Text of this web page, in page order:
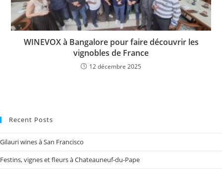
WINEVOX à Bangalore pour faire découvrir les
vignobles de France
12 décembre 2025
Recent Posts
Gilauri wines à San Francisco
Festins, vignes et fleurs à Chateauneuf-du-Pape